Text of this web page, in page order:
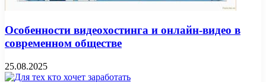
Особенности видеохостинга и онлайн-видео в
современном обществе
25.08.2025